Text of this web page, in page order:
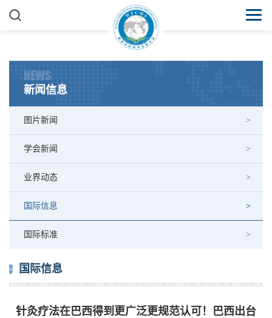
NEWS
新闻信息
图片新闻
学会新闻
业界动态
国际信息
国际标准
国际信息
针灸疗法在巴西得到更广泛更规范认可！巴西出台